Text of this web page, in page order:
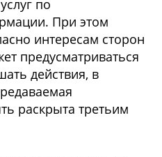
по
При этом
интересам сторон
предусматриваться
действия, в
раскрыта третьим